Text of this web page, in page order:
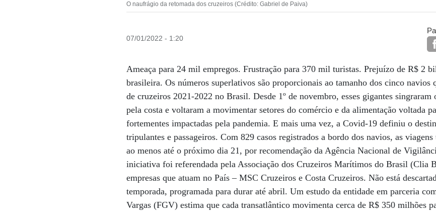
O naufrágio da retomada dos cruzeiros (Crédito: Gabriel de Paiva)
07/01/2022 - 1:20
Ameaça para 24 mil empregos. Frustração para 370 mil turistas. Prejuízo de R$ 2
brasileira. Os números superlativos são proporcionais ao tamanho dos cinco navios
de cruzeiros 2021-2022 no Brasil. Desde 1º de novembro, esses gigantes
pela costa e voltaram a movimentar setores do comércio e da alimentação voltada
fortementes impactadas pela pandemia. E mais uma vez, a Covid-19 definiu o
tripulantes e passageiros. Com 829 casos registrados a bordo dos navios, as viagens
ao menos até o próximo dia 21, por recomendação da Agência Nacional de
iniciativa foi referendada pela Associação dos Cruzeiros Marítimos do Brasil (Clia
empresas que atuam no País – MSC Cruzeiros e Costa Cruzeiros. Não está
temporada, programada para durar até abril. Um estudo da entidade em parceria
Vargas (FGV) estima que cada transatlântico movimenta cerca de R$ 350 milhões